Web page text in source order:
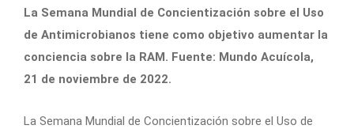
La Semana Mundial de Concientización sobre el Uso
de Antimicrobianos tiene como objetivo aumentar la
conciencia sobre la RAM. Fuente: Mundo Acuícola,
21 de noviembre de 2022.
La Semana Mundial de Concientización sobre el Uso de